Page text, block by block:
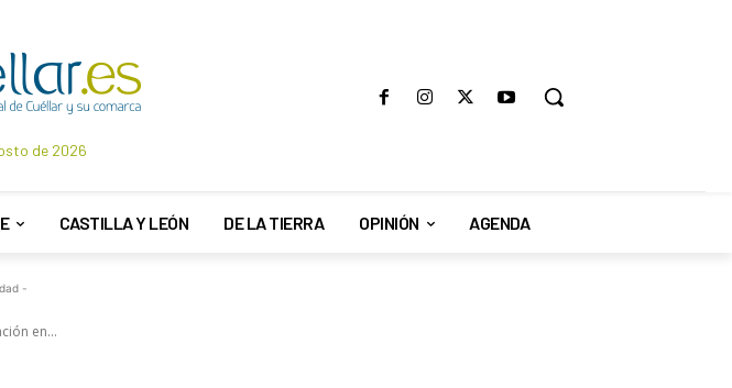
de 2026
CASTILLA Y LEÓN DE LA TIERRA OPINIÓN AGENDA
-
en...